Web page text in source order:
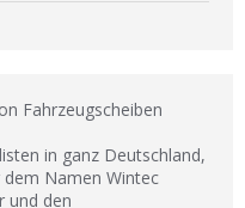
Fahrzeugscheiben
in ganz Deutschland,
Namen Wintec
und den